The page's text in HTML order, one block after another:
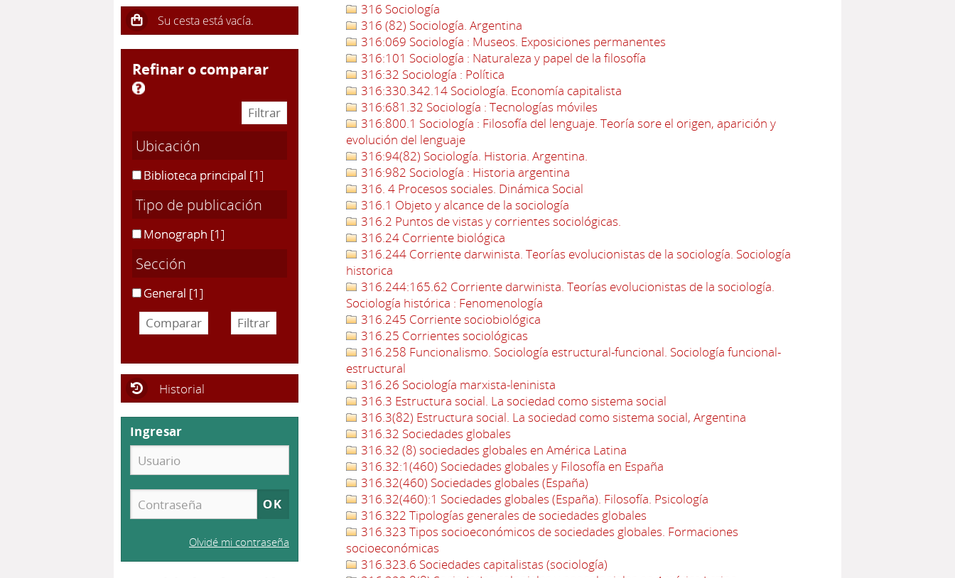
316 Sociología
316 (82) Sociología. Argentina
316:069 Sociología : Museos. Exposiciones permanentes
316:101 Sociología : Naturaleza y papel de la filosofía
316:32 Sociología : Política
316:330.342.14 Sociología. Economía capitalista
316:681.32 Sociología : Tecnologías móviles
316:800.1 Sociología : Filosofía del lenguaje. Teoría sore el origen, aparición y
evolución del lenguaje
316:94(82) Sociología. Historia. Argentina.
316:982 Sociología : Historia argentina
316. 4 Procesos sociales. Dinámica Social
316.1 Objeto y alcance de la sociología
316.2 Puntos de vistas y corrientes sociológicas.
316.24 Corriente biológica
316.244 Corriente darwinista. Teorías evolucionistas de la sociología. Sociología
historica
316.244:165.62 Corriente darwinista. Teorías evolucionistas de la sociología.
Sociología histórica : Fenomenología
316.245 Corriente sociobiológica
316.25 Corrientes sociológicas
316.258 Funcionalismo. Sociología estructural-funcional. Sociología funcional-
estructural
316.26 Sociología marxista-leninista
316.3 Estructura social. La sociedad como sistema social
316.3(82) Estructura social. La sociedad como sistema social, Argentina
316.32 Sociedades globales
316.32 (8) sociedades globales en América Latina
316.32:1(460) Sociedades globales y Filosofía en España
316.32(460) Sociedades globales (España)
316.32(460):1 Sociedades globales (España). Filosofía. Psicología
316.322 Tipologías generales de sociedades globales
316.323 Tipos socioeconómicos de sociedades globales. Formaciones
socioeconómicas
316.323.6 Sociedades capitalistas (sociología)
refinar o comparar
Ubicación
Biblioteca principal [1]
Tipo de publicación
Monograph [1]
Sección
General [1]
Historial
Ingresar
Olvidé mi contraseña